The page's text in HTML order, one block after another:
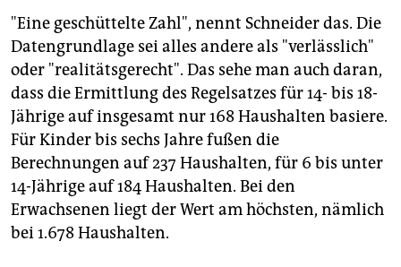
"Eine geschüttelte Zahl", nennt Schneider das. Die
Datengrundlage sei alles andere als "verlässlich"
oder "realitätsgerecht". Das sehe man auch daran,
dass die Ermittlung des Regelsatzes für 14- bis 18-
Jährige auf insgesamt nur 168 Haushalten basiere.
Für Kinder bis sechs Jahre fußen die
Berechnungen auf 237 Haushalten, für 6 bis unter
14-Jährige auf 184 Haushalten. Bei den
Erwachsenen liegt der Wert am höchsten, nämlich
bei 1.678 Haushalten.